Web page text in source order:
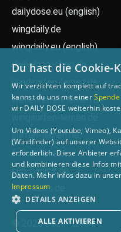
dailydose.eu (english)
wingdaily.de
wingdaily.eu(english)
dailydose-shop.de
windsurfen-lernen.de
wellenreiten-lernen.de
surfen-lernen.de
foilsurfen.de
sup-basics.de
ski-basics.de
© 2026 DAILY DOSE
Du hast die Cookie-
Wir verzichten komplett auf
kannst du uns mit einer
wir DAILY DOSE weiterhin
Um Videos (Youtube, Vimeo),
(Windfinder) auf unserer
erforderlich. Diese Anbieter
und kombinieren diese Infos
Daten. Mehr Infos dazu in
Impressum
DETAILS ANZEIGEN
ALLE AKTIVIEREN